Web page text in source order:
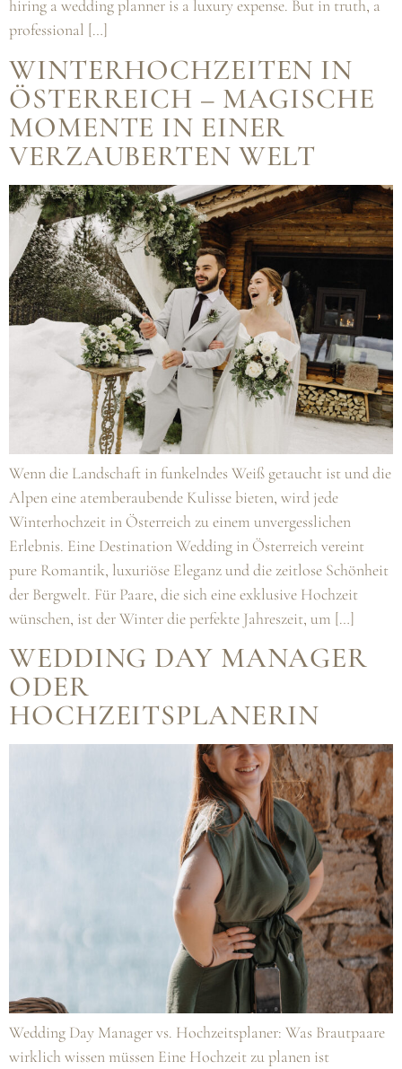
hiring a wedding planner is a luxury expense. But in truth, a
professional […]
WINTERHOCHZEITEN IN
ÖSTERREICH – MAGISCHE
MOMENTE IN EINER
VERZAUBERTEN WELT
Wenn die Landschaft in funkelndes Weiß getaucht ist und die
Alpen eine atemberaubende Kulisse bieten, wird jede
Winterhochzeit in Österreich zu einem unvergesslichen
Erlebnis. Eine Destination Wedding in Österreich vereint
pure Romantik, luxuriöse Eleganz und die zeitlose Schönheit
der Bergwelt. Für Paare, die sich eine exklusive Hochzeit
wünschen, ist der Winter die perfekte Jahreszeit, um […]
WEDDING DAY MANAGER
ODER
HOCHZEITSPLANERIN
Wedding Day Manager vs. Hochzeitsplaner: Was Brautpaare
wirklich wissen müssen Eine Hochzeit zu planen ist